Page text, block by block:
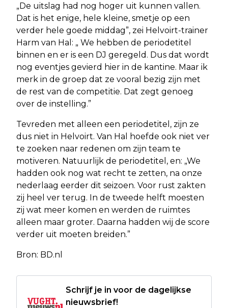
„De uitslag had nog hoger uit kunnen vallen.
Dat is het enige, hele kleine, smetje op een
verder hele goede middag”, zei Helvoirt-trainer
Harm van Hal: „ We hebben de periodetitel
binnen en er is een DJ geregeld. Dus dat wordt
nog eventjes gevierd hier in de kantine. Maar ik
merk in de groep dat ze vooral bezig zijn met
de rest van de competitie. Dat zegt genoeg
over de instelling.”
Tevreden met alleen een periodetitel, zijn ze
dus niet in Helvoirt. Van Hal hoefde ook niet ver
te zoeken naar redenen om zijn team te
motiveren. Natuurlijk de periodetitel, en: „We
hadden ook nog wat recht te zetten, na onze
nederlaag eerder dit seizoen. Voor rust zakten
zij heel ver terug. In de tweede helft moesten
zij wat meer komen en werden de ruimtes
alleen maar groter. Daarna hadden wij de score
verder uit moeten breiden.”
Bron: BD.nl
Schrijf je in voor de dagelijkse
nieuwsbrief!